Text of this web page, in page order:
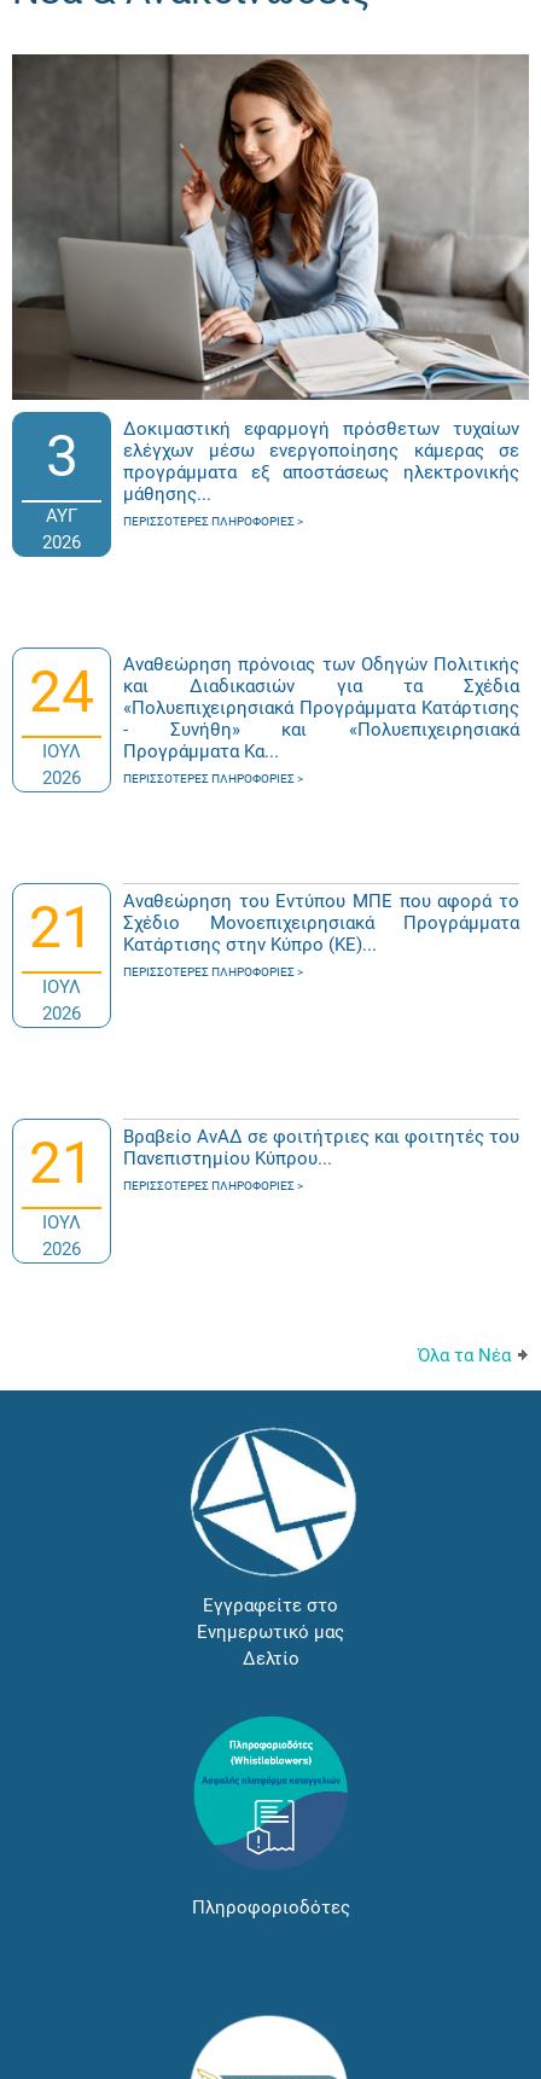
3
ΑΥΓ
2026
Δοκιμαστική εφαρμογή πρόσθετων τυχαίων
ελέγχων μέσω ενεργοποίησης κάμερας σε
προγράμματα εξ αποστάσεως ηλεκτρονικής
μάθησης...
ΠΕΡΙΣΣΌΤΕΡΕΣ ΠΛΗΡΟΦΟΡΊΕΣ
24
ΙΟΥΛ
2026
Αναθεώρηση πρόνοιας των Οδηγών Πολιτικής
και Διαδικασιών για τα Σχέδια
«Πολυεπιχειρησιακά Προγράμματα Κατάρτισης
- Συνήθη» και «Πολυεπιχειρησιακά
Προγράμματα Κα...
ΠΕΡΙΣΣΌΤΕΡΕΣ ΠΛΗΡΟΦΟΡΊΕΣ
21
ΙΟΥΛ
2026
Αναθεώρηση του Εντύπου ΜΠΕ που αφορά το
Σχέδιο Μονοεπιχειρησιακά Προγράμματα
Κατάρτισης στην Κύπρο (ΚΕ)...
ΠΕΡΙΣΣΌΤΕΡΕΣ ΠΛΗΡΟΦΟΡΊΕΣ
21
ΙΟΥΛ
2026
Βραβείο ΑνΑΔ σε φοιτήτριες και φοιτητές του
Πανεπιστημίου Κύπρου...
ΠΕΡΙΣΣΌΤΕΡΕΣ ΠΛΗΡΟΦΟΡΊΕΣ
Όλα τα Νέα
Εγγραφείτε στο
Ενημερωτικό μας
Δελτίο
Πληροφοριοδότες